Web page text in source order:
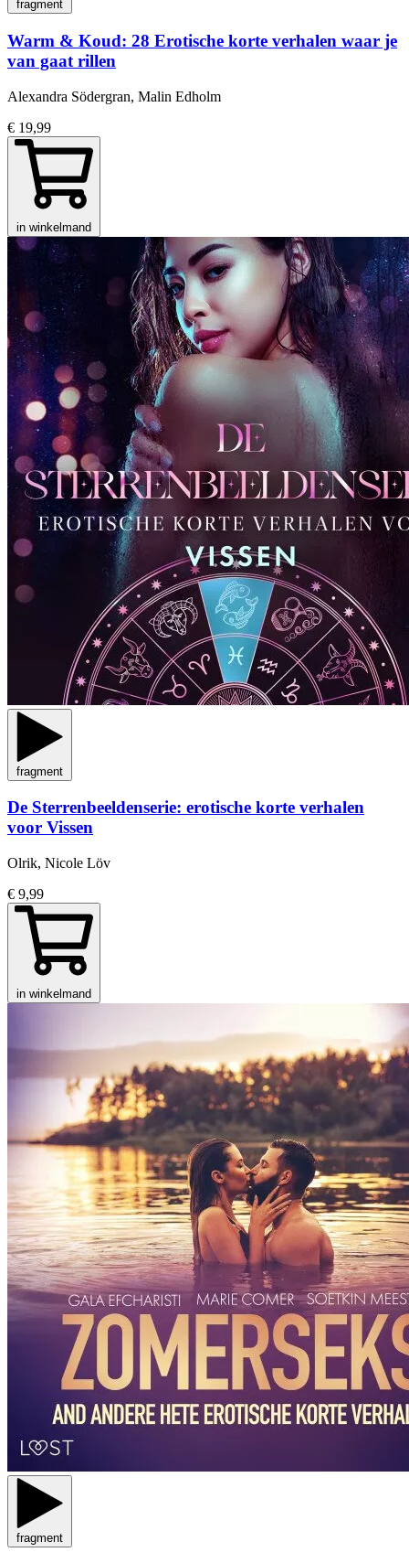
fragment
Warm & Koud: 28 Erotische korte verhalen waar je
van gaat rillen
Alexandra Södergran, Malin Edholm
€ 19,99
in winkelmand
fragment
De Sterrenbeeldenserie: erotische korte verhalen
voor Vissen
Olrik, Nicole Löv
€ 9,99
in winkelmand
fragment